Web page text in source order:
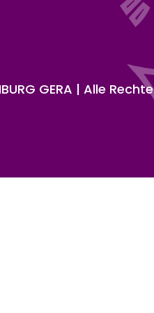
GERA | Alle Rechte